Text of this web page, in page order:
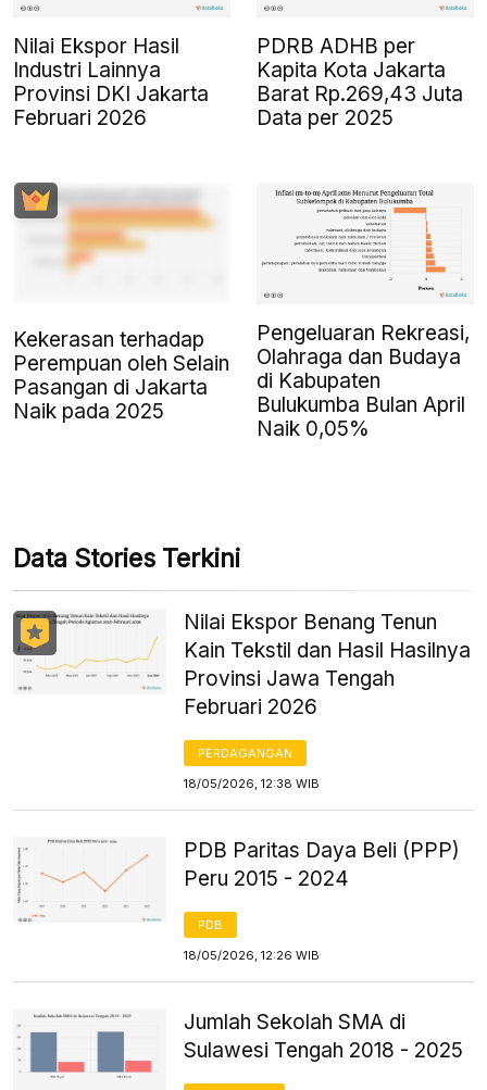
Nilai Ekspor Hasil
Industri Lainnya
Provinsi DKI Jakarta
Februari 2026
PDRB ADHB per
Kapita Kota Jakarta
Barat Rp.269,43 Juta
Data per 2025
Kekerasan terhadap
Perempuan oleh Selain
Pasangan di Jakarta
Naik pada 2025
Pengeluaran Rekreasi,
Olahraga dan Budaya
di Kabupaten
Bulukumba Bulan April
Naik 0,05%
Data Stories Terkini
Nilai Ekspor Benang Tenun
Kain Tekstil dan Hasil Hasilnya
Provinsi Jawa Tengah
Februari 2026
PERDAGANGAN
18/05/2026, 12:38 WIB
PDB Paritas Daya Beli (PPP)
Peru 2015 - 2024
PDB
18/05/2026, 12:26 WIB
Jumlah Sekolah SMA di
Sulawesi Tengah 2018 - 2025